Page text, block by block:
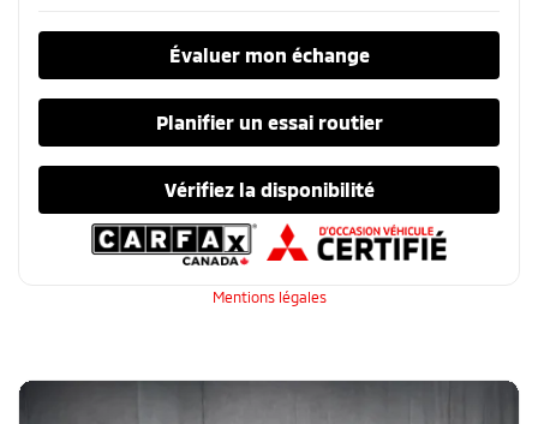
Évaluer mon échange
Planifier un essai routier
Vérifiez la disponibilité
Mentions légales